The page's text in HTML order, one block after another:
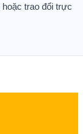
hoặc trao đổi trực